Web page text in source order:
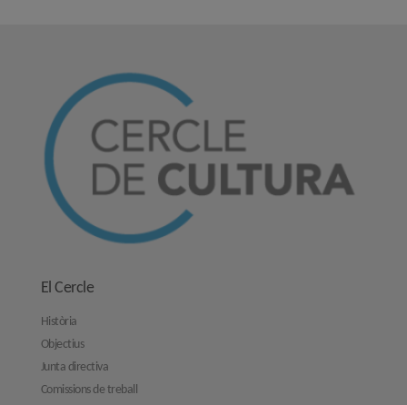
El Cercle
Història
Objectius
Junta directiva
Comissions de treball